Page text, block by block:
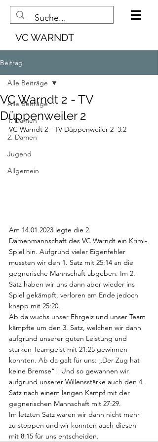
VC WARNDT
Beitrag
Alle Beiträge
1. Damen
2. Damen
Jugend
Allgemein
Alle Beiträge
VC Warndt 2 - TV
Düppenweiler 2
VC Warndt 2 - TV Düppenweiler 2  3:2
Am 14.01.2023 legte die 2.
Damenmannschaft des VC Warndt ein Krimi-
Spiel hin. Aufgrund vieler Eigenfehler
mussten wir den 1. Satz mit 25:14 an die
gegnerische Mannschaft abgeben. Im 2.
Satz haben wir uns dann aber wieder ins
Spiel gekämpft, verloren am Ende jedoch
knapp mit 25:20.
Ab da wuchs unser Ehrgeiz und unser Team
kämpfte um den 3. Satz, welchen wir dann
aufgrund unserer guten Leistung und
starken Teamgeist mit 21:25 gewinnen
konnten. Ab da galt für uns: „Der Zug hat
keine Bremse“!  Und so gewannen wir
aufgrund unserer Willensstärke auch den 4.
Satz nach einem langen Kampf mit der
gegnerischen Mannschaft mit 27:29.
Im letzten Satz waren wir dann nicht mehr
zu stoppen und wir konnten auch diesen
mit 8:15 für uns entscheiden.